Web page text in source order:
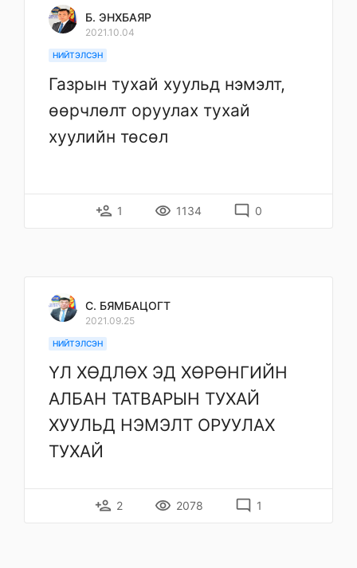
Б. ЭНХБАЯР
2021.10.04
НИЙТЭЛСЭН
Газрын тухай хуульд нэмэлт,
өөрчлөлт оруулах тухай
хуулийн төсөл
person_add 1 remove_red_eye 1134 mode_comment 0
С. БЯМБАЦОГТ
2021.09.25
НИЙТЭЛСЭН
ҮЛ ХӨДЛӨХ ЭД ХӨРӨНГИЙН
АЛБАН ТАТВАРЫН ТУХАЙ
ХУУЛЬД НЭМЭЛТ ОРУУЛАХ
ТУХАЙ
person_add 2 remove_red_eye 2078 mode_comment 1